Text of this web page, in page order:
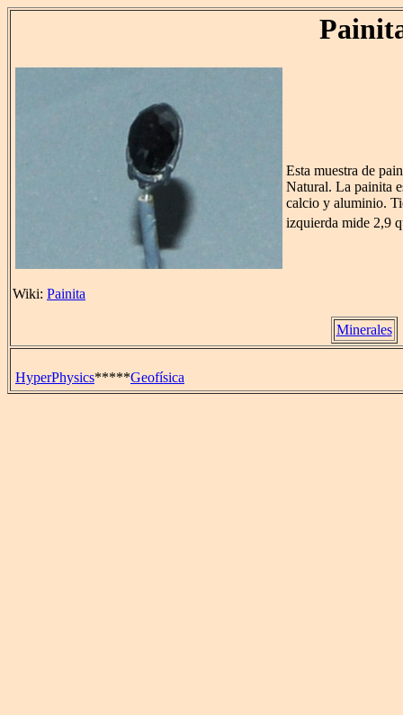
Esta muestra de
Natural. La painita
calcio y aluminio.
izquierda mide 2,9
Wiki: Painita
Minerales
HyperPhysics*****Geofísica